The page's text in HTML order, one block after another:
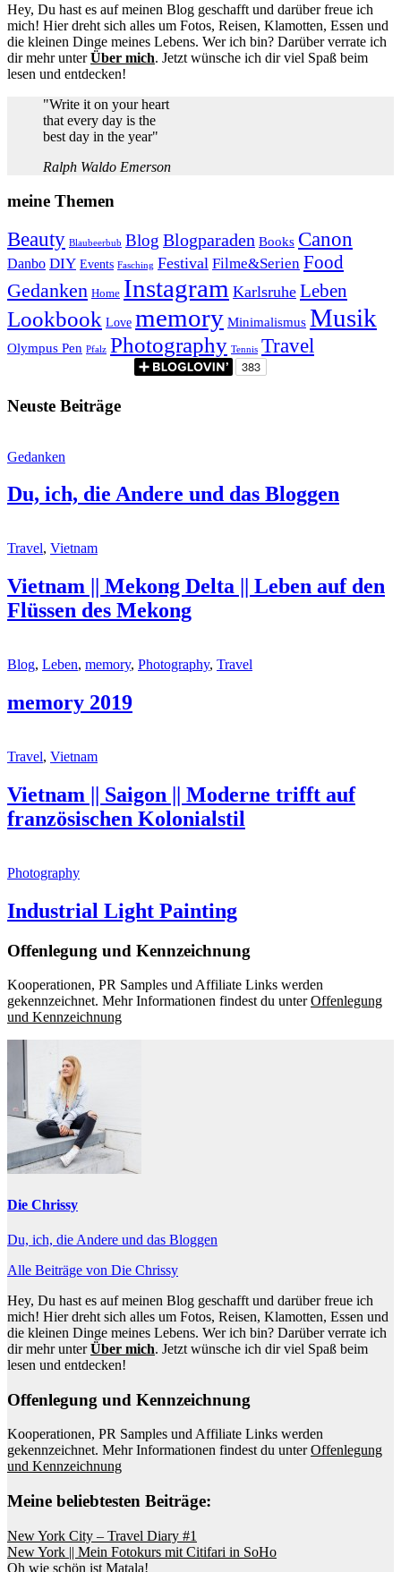
Hey, Du hast es auf meinen Blog geschafft und darüber freue ich
mich! Hier dreht sich alles um Fotos, Reisen, Klamotten, Essen und
die kleinen Dinge meines Lebens. Wer ich bin? Darüber verrate ich
dir mehr unterÜber mich. Jetzt wünsche ich dir viel Spaß beim
lesen und entdecken!
"Write it on your heart
that every day is the
best day in the year"
Ralph Waldo Emerson
meine Themen
Beauty Blaubeerbub Blog Blogparaden Books Canon
Danbo DIY Events Fasching Festival Filme&Serien Food
Gedanken Home Instagram Karlsruhe Leben
Lookbook Love memory Minimalismus Musik
Olympus Pen Pfalz Photography Tennis Travel
Neuste Beiträge
Gedanken
Du, ich, die Andere und das Bloggen
Travel, Vietnam
Vietnam || Mekong Delta || Leben auf den
Flüssen des Mekong
Blog, Leben, memory, Photography, Travel
memory 2019
Travel, Vietnam
Vietnam || Saigon || Moderne trifft auf
französischen Kolonialstil
Photography
Industrial Light Painting
Offenlegung und Kennzeichnung
Kooperationen, PR Samples und Affiliate Links werden
gekennzeichnet. Mehr Informationen findest du unterOffenlegung
und Kennzeichnung
Die Chrissy
Du, ich, die Andere und das Bloggen
Alle Beiträge von Die Chrissy
Hey, Du hast es auf meinen Blog geschafft und darüber freue ich
mich! Hier dreht sich alles um Fotos, Reisen, Klamotten, Essen und
die kleinen Dinge meines Lebens. Wer ich bin? Darüber verrate ich
dir mehr unterÜber mich. Jetzt wünsche ich dir viel Spaß beim
lesen und entdecken!
Offenlegung und Kennzeichnung
Kooperationen, PR Samples und Affiliate Links werden
gekennzeichnet. Mehr Informationen findest du unterOffenlegung
und Kennzeichnung
Meine beliebtesten Beiträge:
New York City – Travel Diary #1
New York || Mein Fotokurs mit Citifari in SoHo
Oh wie schön ist Matala!